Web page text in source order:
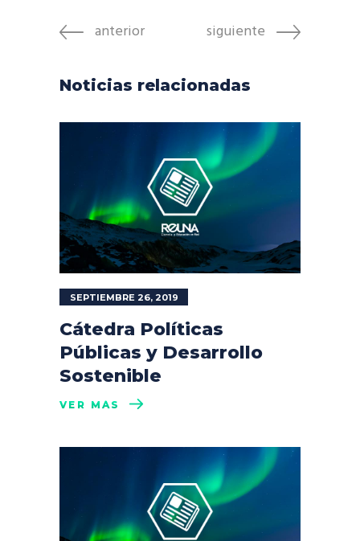
anterior siguiente
Noticias relacionadas
SEPTIEMBRE 26, 2019
Cátedra Políticas
Públicas y Desarrollo
Sostenible
VER MÁS